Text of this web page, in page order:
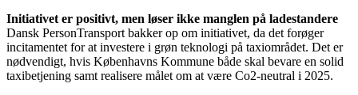
Initiativet er positivt, men løser ikke manglen på ladestandere
Dansk PersonTransport bakker op om initiativet, da det forøger
incitamentet for at investere i grøn teknologi på taxiområdet. Det er
nødvendigt, hvis Københavns Kommune både skal bevare en solid
taxibetjening samt realisere målet om at være Co2-neutral i 2025.